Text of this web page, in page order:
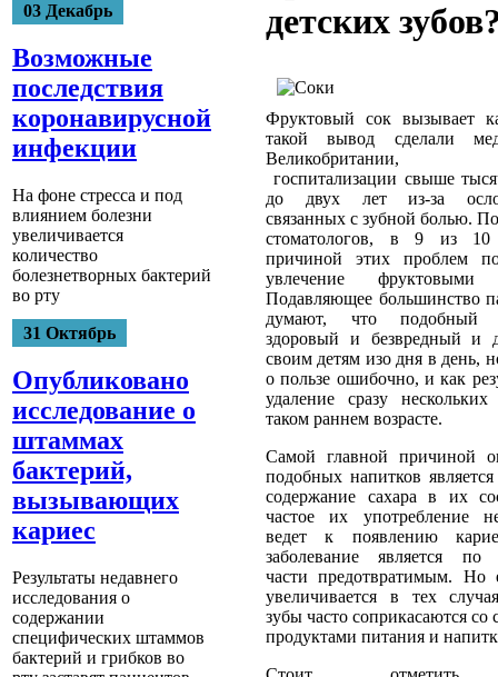
03 Декабрь
Возможные
последствия
коронавирусной
инфекции
На фоне стресса и под
влиянием болезни
увеличивается
количество
болезнетворных бактерий
во рту
31 Октябрь
Опубликовано
исследование о
штаммах
бактерий,
вызывающих
кариес
Результаты недавнего
исследования о
содержании
специфических штаммов
бактерий и грибков во
детских
Фруктовый сок вызывает
такой вывод сделали
Великобритании,
госпитализации свыше
до двух лет из-за
связанных с зубной болью.
стоматологов, в 9 из 10
причиной этих проблем
увлечение фруктовыми
Подавляющее большинство
думают, что подобный
здоровый и безвредный и
своим детям изо дня в день,
о пользе ошибочно, и как
удаление сразу
таком раннем возрасте.
Самой главной причиной
подобных напитков
содержание сахара в их
частое их употребление
ведет к появлению
заболевание является по
части предотвратимым. Но
увеличивается в тех
зубы часто соприкасаются со
продуктами питания и